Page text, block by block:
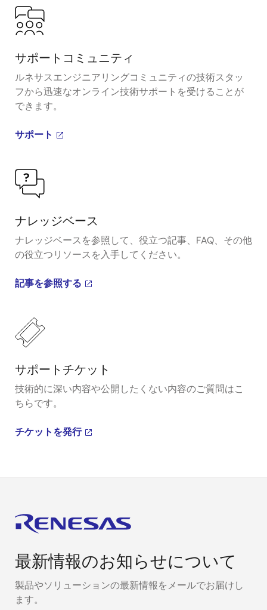
サポートコミュニティ
ルネサスエンジニアリングコミュニティの技術スタッ
フから迅速なオンライン技術サポートを受けることが
できます。
サポート
ナレッジベース
ナレッジベースを参照して、役立つ記事、FAQ、その他
の役立つリソースを入手してください。
記事を参照する
サポートチケット
技術的に深い内容や公開したくない内容のご質問はこ
ちらです。
チケットを発行
最新情報のお知らせについて
製品やソリューションの最新情報をメールでお届けし
ます。